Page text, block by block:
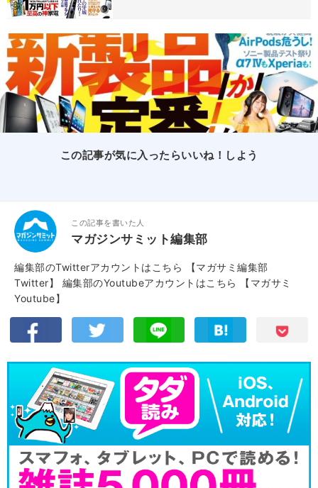
この記事が気に入ったらいいね！しよう
この記事を書いた人
マガジンサミット編集部
編集部のTwitterアカウントはこちら
【マガサミ編集部
Twitter】
編集部のYoutubeアカウントはこちら
【マガサミ
Youtube】